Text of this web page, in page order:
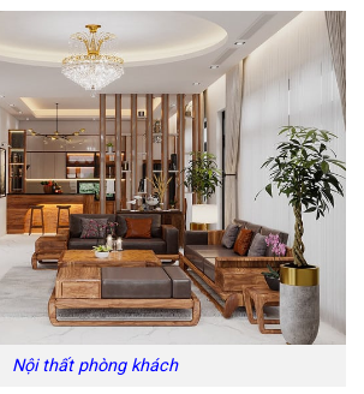
Nội thất phòng khách